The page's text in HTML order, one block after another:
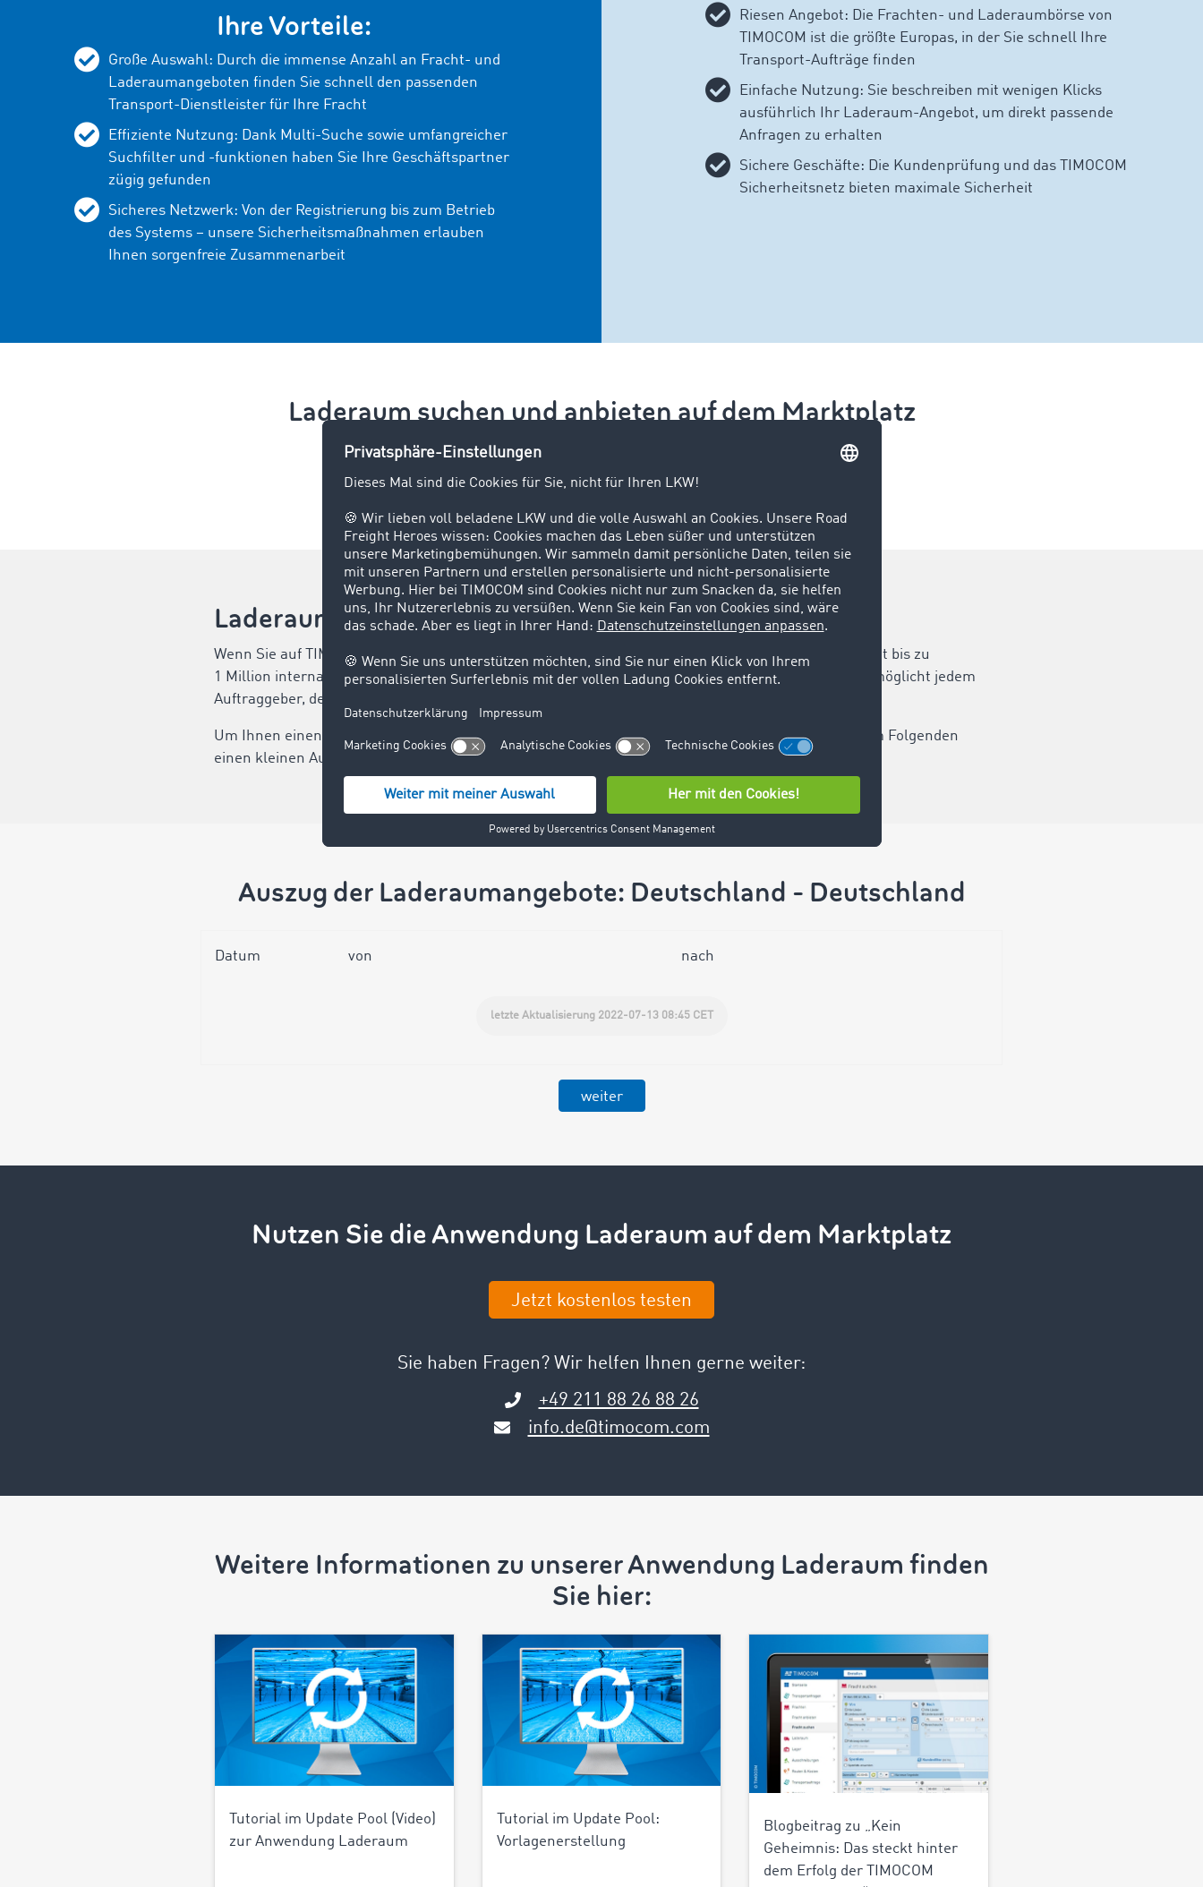
Ihre Vorteile:
Große Auswahl: Durch die immense Anzahl an Fracht- und
Laderaumangeboten finden Sie schnell den passenden
Transport-Dienstleister für Ihre Fracht
Effiziente Nutzung: Dank Multi-Suche sowie umfangreicher
Suchfilter und -funktionen haben Sie Ihre Geschäftspartner
zügig gefunden
Sicheres Netzwerk: Von der Registrierung bis zum Betrieb
des Systems – unsere Sicherheitsmaßnahmen erlauben
Ihnen sorgenfreie Zusammenarbeit
Riesen Angebot: Die Frachten- und Laderaumbörse von
TIMOCOM ist die größte Europas, in der Sie schnell Ihre
Transport-Aufträge finden
Einfache Nutzung: Sie beschreiben mit wenigen Klicks
ausführlich Ihr Laderaum-Angebot, um direkt passende
Anfragen zu erhalten
Sichere Geschäfte: Die Kundenprüfung und das TIMOCOM
Sicherheitsnetz bieten maximale Sicherheit
Laderaum suchen und anbieten auf dem Marktplatz
Jetzt kostenlos testen
Laderaumangebote für jeden Einsatz
Wenn Sie auf TIMOCOM setzen, dann vertrauen Sie Europas größter Fracht- und Laderaumbörse mit bis zu
1 Million internationalen Angeboten täglich. Die große Anzahl europaweiter Laderaumangebote ermöglicht jedem
Auftraggeber, den richtigen Dienstleister für seine Transporte schnell und unkompliziert zu finden.
Um Ihnen einen ersten Eindruck von unseren Laderaumangeboten zu geben, möchten wir Ihnen im Folgenden
einen kleinen Auszug in Karten- und Listenform zeigen.
Auszug der Laderaumangebote: Deutschland - Deutschland
Datum von nach
letzte Aktualisierung 2022-07-13 08:45 CET
weiter
Nutzen Sie die Anwendung Laderaum auf dem Marktplatz
Jetzt kostenlos testen
Sie haben Fragen? Wir helfen Ihnen gerne weiter:
+49 211 88 26 88 26
info.de@timocom.com
Weitere Informationen zu unserer Anwendung Laderaum finden
Sie hier:
Tutorial im Update Pool (Video)
zur Anwendung Laderaum
Tutorial im Update Pool:
Vorlagenerstellung
Blogbeitrag zu „Kein
Geheimnis: Das steckt hinter
dem Erfolg der TIMOCOM